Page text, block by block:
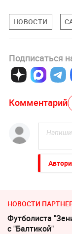
НОВОСТИ
Подписаться
Комментарий
НОВОСТИ
Футболиста
с "Балтикой"